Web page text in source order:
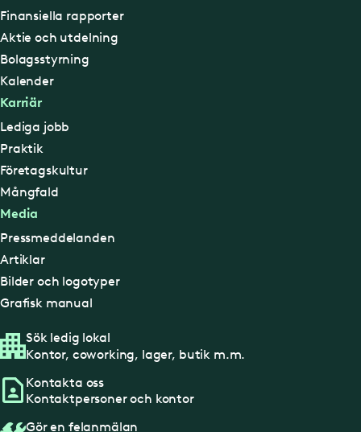
Finansiella rapporter
Aktie och utdelning
Bolagsstyrning
Kalender
Karriär
Lediga jobb
Praktik
Företagskultur
Mångfald
Media
Pressmeddelanden
Artiklar
Bilder och logotyper
Grafisk manual
Sök ledig lokal
Kontor, coworking, lager, butik m.m.
Kontakta oss
Kontaktpersoner och kontor
Gör en felanmälan